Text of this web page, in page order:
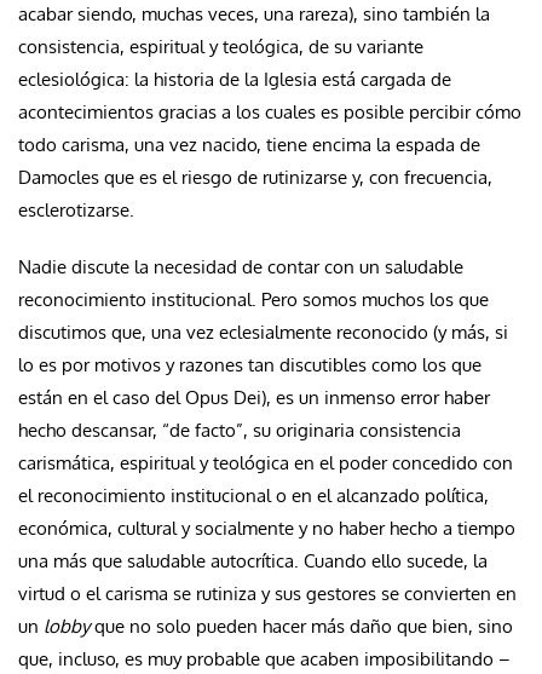
acabar siendo, muchas veces, una rareza), sino también la
consistencia, espiritual y teológica, de su variante
eclesiológica: la historia de la Iglesia está cargada de
acontecimientos gracias a los cuales es posible percibir cómo
todo carisma, una vez nacido, tiene encima la espada de
Damocles que es el riesgo de rutinizarse y, con frecuencia,
esclerotizarse.
Nadie discute la necesidad de contar con un saludable
reconocimiento institucional. Pero somos muchos los que
discutimos que, una vez eclesialmente reconocido (y más, si
lo es por motivos y razones tan discutibles como los que
están en el caso del Opus Dei), es un inmenso error haber
hecho descansar, “de facto”, su originaria consistencia
carismática, espiritual y teológica en el poder concedido con
el reconocimiento institucional o en el alcanzado política,
económica, cultural y socialmente y no haber hecho a tiempo
una más que saludable autocrítica. Cuando ello sucede, la
virtud o el carisma se rutiniza y sus gestores se convierten en
un lobbyque no solo pueden hacer más daño que bien, sino
que, incluso, es muy probable que acaben imposibilitando –